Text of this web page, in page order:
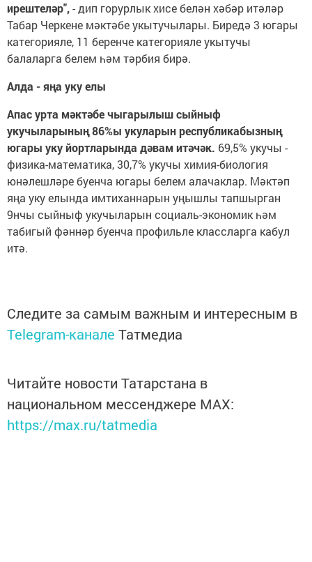
ирештеләр",- дип горурлык хисе белән хәбәр итәләр
Табар Черкене мәктәбе укытучылары. Биредә 3 югары
категорияле, 11 беренче категорияле укытучы
балаларга белем һәм тәрбия бирә.
Алда - яңа уку елы
Апас урта мәктәбе чыгарылыш сыйныф
укучыларының86%ы укуларын республикабызның
югары уку йортларында дәвам итәчәк. 69,5% укучы -
физика-математика, 30,7% укучы химия-биология
юнәлешләре буенча югары белем алачаклар. Мәктәп
яңа уку елында имтиханнарын уңышлы тапшырган
9нчы сыйныф укучыларын социаль-экономик һәм
табигый фәннәр буенча профильле классларга кабул
итә.
Следите за самым важным и интересным в
Telegram-канале Татмедиа
Читайте новости Татарстана в
национальном мессенджере MАХ:
https://max.ru/tatmedia